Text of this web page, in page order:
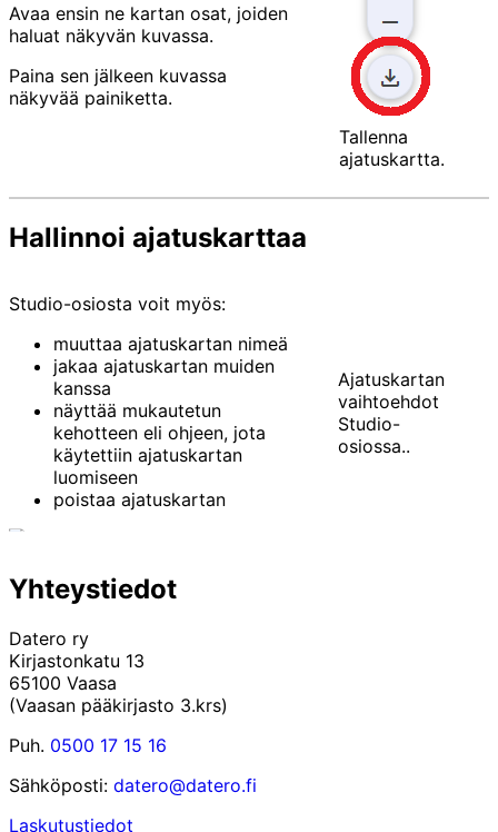
Avaa ensin ne kartan osat, joiden
haluat näkyvän kuvassa.
Paina sen jälkeen kuvassa
näkyvää painiketta.
Tallenna
ajatuskartta.
Hallinnoi ajatuskarttaa
Studio-osiosta voit myös:
muuttaa ajatuskartan nimeä
jakaa ajatuskartan muiden
kanssa
näyttää mukautetun
kehotteen eli ohjeen, jota
käytettiin ajatuskartan
luomiseen
poistaa ajatuskartan
Ajatuskartan
vaihtoehdot
Studio-
osiossa..
Yhteystiedot
Datero ry
Kirjastonkatu 13
65100 Vaasa
(Vaasan pääkirjasto 3.krs)
Puh. 0500 17 15 16
Sähköposti: datero@datero.fi
Laskutustiedot